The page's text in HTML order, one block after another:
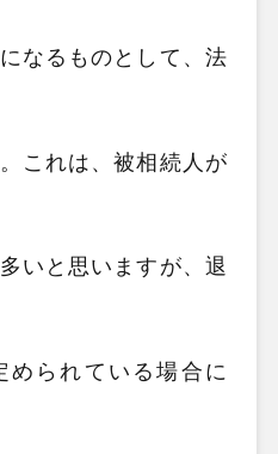
なるものとして、法
これは、被相続人が
いと思いますが、退
められている場合に